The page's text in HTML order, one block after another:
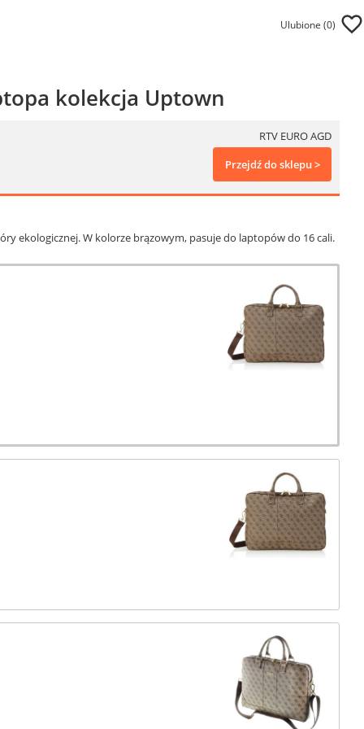
Ulubione (0)
kolekcja Uptown
RTV EURO AGD
Przejdź do sklepu >
ekologicznej. W kolorze brązowym, pasuje do laptopów do 16 cali.